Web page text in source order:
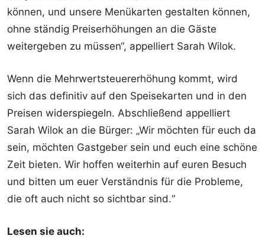
können, und unsere Menükarten gestalten können,
ohne ständig Preiserhöhungen an die Gäste
weitergeben zu müssen“, appelliert Sarah Wilok.
Wenn die Mehrwertsteuererhöhung kommt, wird
sich das definitiv auf den Speisekarten und in den
Preisen widerspiegeln. Abschließend appelliert
Sarah Wilok an die Bürger: „Wir möchten für euch da
sein, möchten Gastgeber sein und euch eine schöne
Zeit bieten. Wir hoffen weiterhin auf euren Besuch
und bitten um euer Verständnis für die Probleme,
die oft auch nicht so sichtbar sind.“
Lesen sie auch: